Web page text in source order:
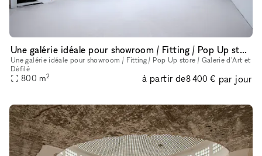
Une galérie idéale pour showroom / Fitting / Pop Up store / Galerie d'Art et défilé
Une galérie idéale pour showroom / Fitting / Pop Up store / Galerie d'Art et
Défilé
800 m2 à partir de8 400 € par jour